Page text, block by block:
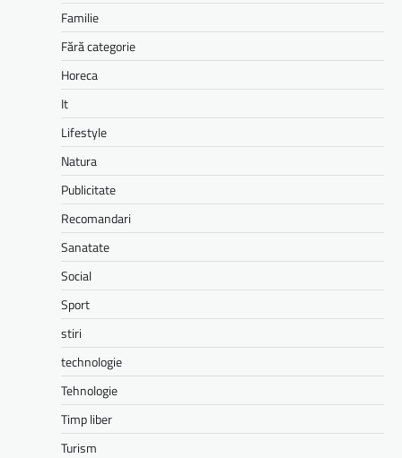
Familie
Fără categorie
Horeca
It
Lifestyle
Natura
Publicitate
Recomandari
Sanatate
Social
Sport
stiri
technologie
Tehnologie
Timp liber
Turism